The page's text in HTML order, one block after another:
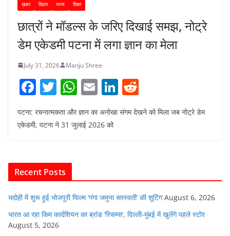
ख़बर बिहार राज्य शिक्षा
छात्रों ने मॉडल्स के जरिए दिखाई समझ, नोट्रे
डेम एकेडमी पटना में लगा ज्ञान का मेला
July 31, 2026 Manju Shree
F
c
o
o
k
T
itt
W
at
p
E
m
ai
Li
n
k
e
d
पटना: रचनात्मकता और ज्ञान का अनोखा संगम देखने को मिला जब नोट्रे डेम
एकेडमी, पटना ने 31 जुलाई 2026 को
Recent Posts
भदोही में शुरू हुई भोजपुरी फिल्म ‘गंगा जमुना सरस्वती’ की शूटिंग August 6, 2026
भारत आ रहा किम कार्दशियन का ब्रांड ‘स्किम्स’, दिल्ली-मुंबई में खुलेंगे पहले स्टोर
August 5, 2026